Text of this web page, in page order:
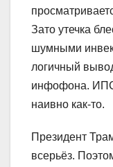
Зато утечка
шумными
логичный
инфофона.
наивно как-то.
Президент
всерьёз.